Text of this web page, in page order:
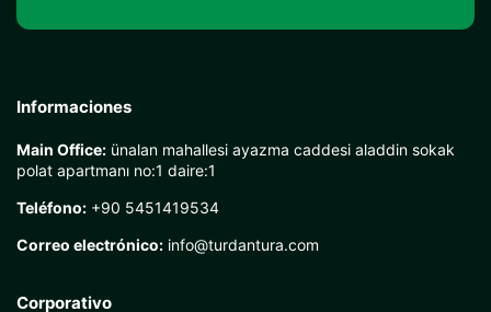
Informaciones
Main Office: ünalan mahallesi ayazma caddesi aladdin sokak
polat apartmanı no:1 daire:1
Teléfono: +90 5451419534
Correo electrónico: info@turdantura.com
Corporativo